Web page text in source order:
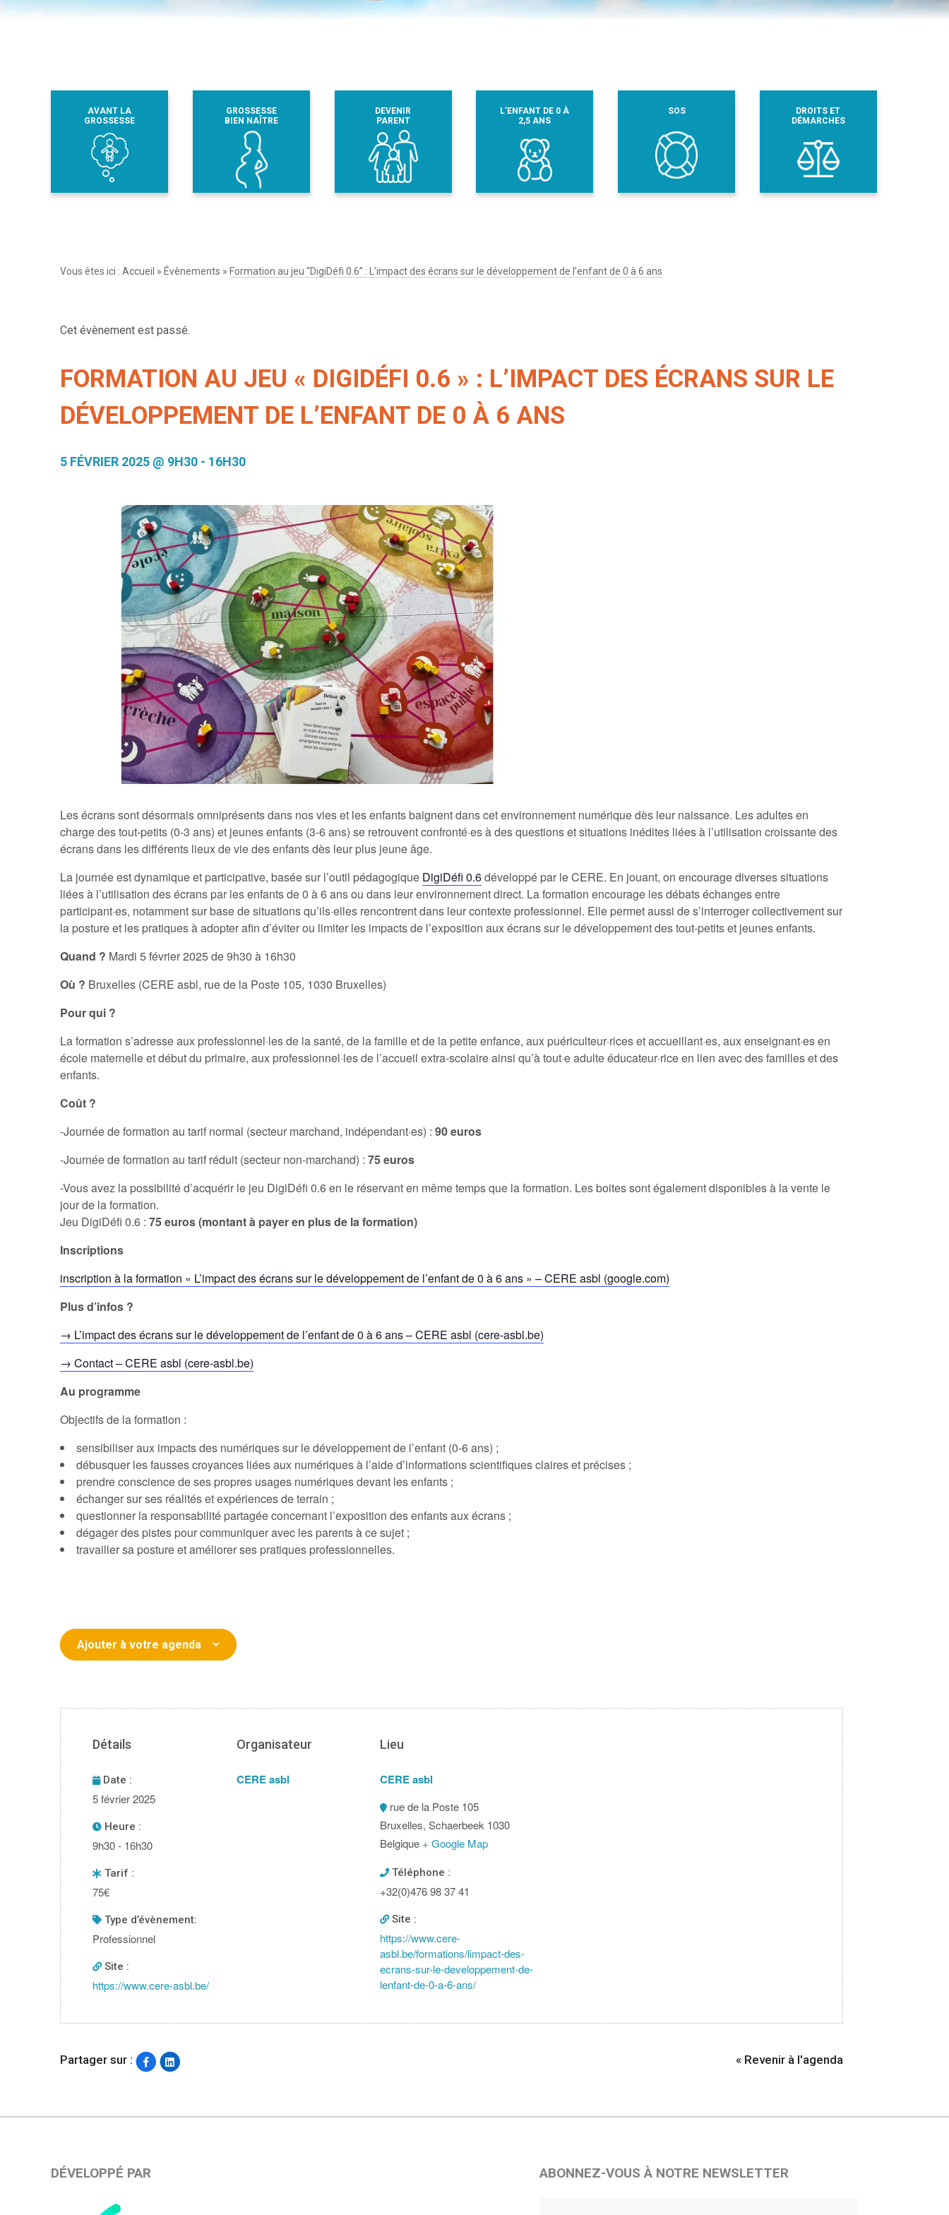
AVANT LA
GROSSESSE
GROSSESSE
BIEN NAÎTRE
DEVENIR
PARENT
L’ENFANT DE 0 À
2,5 ANS
SOS
DROITS ET
DÉMARCHES
Vous êtes ici :Accueil » Évènements » Formation au jeu “DigiDéfi 0.6” : L’impact des écrans sur le développement de l’enfant de 0 à 6 ans
Cet évènement est passé.
FORMATION AU JEU « DIGIDÉFI 0.6 » : L’IMPACT DES ÉCRANS SUR LE
DÉVELOPPEMENT DE L’ENFANT DE 0 À 6 ANS
5 FÉVRIER 2025 @ 9H30 - 16H30
Les écrans sont désormais omniprésents dans nos vies et les enfants baignent dans cet environnement numérique dès leur naissance. Les adultes en
charge des tout-petits (0-3 ans) et jeunes enfants (3-6 ans) se retrouvent confronté·es à des questions et situations inédites liées à l’utilisation croissante des
écrans dans les différents lieux de vie des enfants dès leur plus jeune âge.
La journée est dynamique et participative, basée sur l’outil pédagogique DigiDéfi 0.6développé par le CERE. En jouant, on encourage diverses situations
liées à l’utilisation des écrans par les enfants de 0 à 6 ans ou dans leur environnement direct. La formation encourage les débats échanges entre
participant·es, notamment sur base de situations qu’ils·elles rencontrent dans leur contexte professionnel. Elle permet aussi de s’interroger collectivement sur
la posture et les pratiques à adopter afin d’éviter ou limiter les impacts de l’exposition aux écrans sur le développement des tout-petits et jeunes enfants.
Quand ? Mardi 5 février 2025 de 9h30 à 16h30
Où ? Bruxelles (CERE asbl, rue de la Poste 105, 1030 Bruxelles)
Pour qui ?
La formation s’adresse aux professionnel·les de la santé, de la famille et de la petite enfance, aux puériculteur·rices et accueillant·es, aux enseignant·es en
école maternelle et début du primaire, aux professionnel·les de l’accueil extra-scolaire ainsi qu’à tout·e adulte éducateur·rice en lien avec des familles et des
enfants.
Coût ?
-Journée de formation au tarif normal (secteur marchand, indépendant·es) :90 euros
-Journée de formation au tarif réduit (secteur non-marchand) :75 euros
-Vous avez la possibilité d’acquérir le jeu DigiDéfi 0.6 en le réservant en même temps que la formation. Les boites sont également disponibles à la vente le
jour de la formation.
Jeu DigiDéfi 0.6 :75 euros (montant à payer en plus de la formation)
Inscriptions
inscription à la formation « L’impact des écrans sur le développement de l’enfant de 0 à 6 ans » – CERE asbl (google.com)
Plus d’infos ?
→ L’impact des écrans sur le développement de l’enfant de 0 à 6 ans – CERE asbl (cere-asbl.be)
→ Contact – CERE asbl (cere-asbl.be)
Au programme
Objectifs de la formation :
sensibiliser aux impacts des numériques sur le développement de l’enfant (0-6 ans) ;
débusquer les fausses croyances liées aux numériques à l’aide d’informations scientifiques claires et précises ;
prendre conscience de ses propres usages numériques devant les enfants ;
échanger sur ses réalités et expériences de terrain ;
questionner la responsabilité partagée concernant l’exposition des enfants aux écrans ;
dégager des pistes pour communiquer avec les parents à ce sujet ;
travailler sa posture et améliorer ses pratiques professionnelles.
Ajouter à votre agenda
Détails
Date :
5 février 2025
Heure :
9h30 - 16h30
Tarif :
75€
type d’évènement:
Professionnel
Site :
https://www.cere-asbl.be/
Organisateur
CERE asbl
Lieu
CERE asbl
rue de la Poste 105
Bruxelles, Schaerbeek 1030
Belgique + Google Map
Téléphone :
+32(0)476 98 37 41
Site :
https://www.cere-
asbl.be/formations/limpact-des-
ecrans-sur-le-developpement-de-
lenfant-de-0-a-6-ans/
Partager sur : « Revenir à l'agenda
DÉVELOPPÉ PAR ABONNEZ-VOUS À NOTRE NEWSLETTER